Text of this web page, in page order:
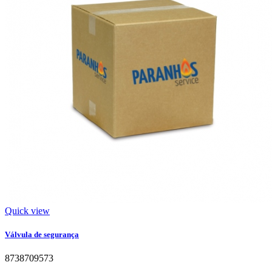
Quick view
Válvula de segurança
8738709573